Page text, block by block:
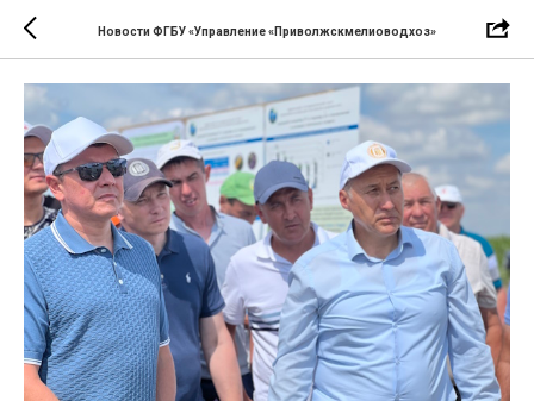
Новости ФГБУ «Управление «Приволжскмелиоводхоз»